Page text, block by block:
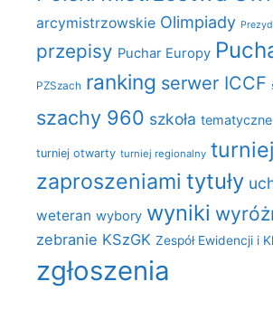
arcymistrzowskie Olimpiady
przepisy Puchar Europy
PZSzach ranking serwer ICCF
szachy 960 szkoła tematyczne
turniej otwarty turniej regionalny
zaproszeniami tytuły
weteran wybory wyniki
zebranie KSzGK Zespół Ewidencji i
zgłoszenia